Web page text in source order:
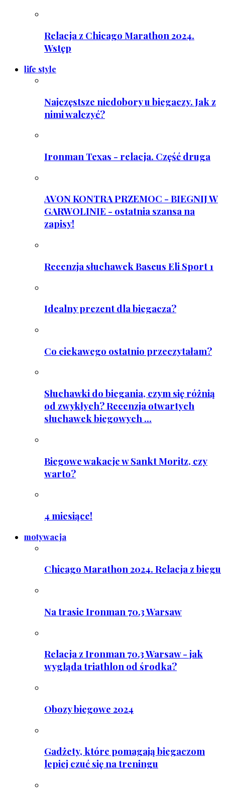
Relacja z Chicago Marathon 2024.
Wstęp
life style
Najczęstsze niedobory u biegaczy. Jak z
nimi walczyć?
Ironman Texas - relacja. Część druga
AVON KONTRA PRZEMOC - BIEGNIJ W
GARWOLINIE - ostatnia szansa na
zapisy!
Recenzja słuchawek Baseus Eli Sport 1
Idealny prezent dla biegacza?
Co ciekawego ostatnio przeczytałam?
Słuchawki do biegania, czym się różnią
od zwykłych? Recenzja otwartych
słuchawek biegowych ...
Biegowe wakacje w Sankt Moritz, czy
warto?
4 miesiące!
motywacja
Chicago Marathon 2024. Relacja z biegu
Na trasie Ironman 70.3 Warsaw
Relacja z Ironman 70.3 Warsaw - jak
wygląda triathlon od środka?
Obozy biegowe 2024
Gadżety, które pomagają biegaczom
lepiej czuć się na treningu